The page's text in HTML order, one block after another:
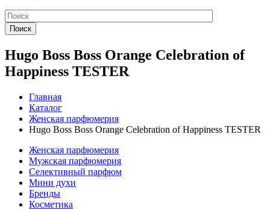
Поиск
Hugo Boss Boss Orange Celebration of
Happiness TESTER
Главная
Каталог
Женская парфюмерия
Hugo Boss Boss Orange Celebration of Happiness TESTER
Женская парфюмерия
Мужская парфюмерия
Селективный парфюм
Мини духи
Бренды
Косметика